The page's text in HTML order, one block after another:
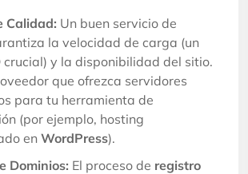
Calidad: Un buen servicio de
la velocidad de carga (un
crucial) y la disponibilidad del sitio.
que ofrezca servidores
para tu herramienta de
(por ejemplo, hosting
enWordPress).
Dominios: El proceso de registro